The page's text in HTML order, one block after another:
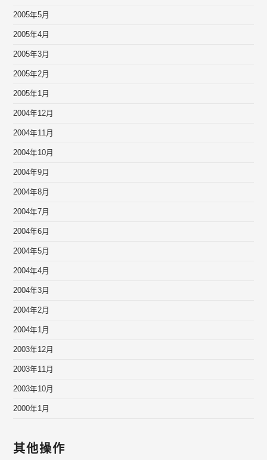
2005年5月
2005年4月
2005年3月
2005年2月
2005年1月
2004年12月
2004年11月
2004年10月
2004年9月
2004年8月
2004年7月
2004年6月
2004年5月
2004年4月
2004年3月
2004年2月
2004年1月
2003年12月
2003年11月
2003年10月
2000年1月
其他操作